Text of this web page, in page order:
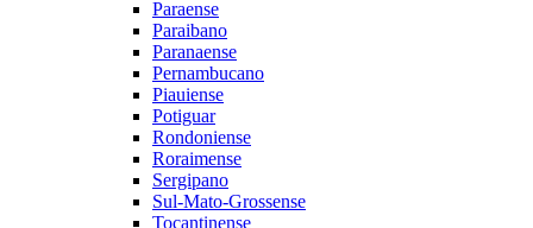
Paraense
Paraibano
Paranaense
Pernambucano
Piauiense
Potiguar
Rondoniense
Roraimense
Sergipano
Sul-Mato-Grossense
Tocantinense